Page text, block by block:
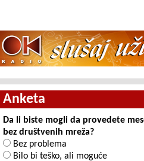
Anketa
Da li biste mogli da provedete
bez društvenih mreža?
Bez problema
Bilo bi teško, ali moguće